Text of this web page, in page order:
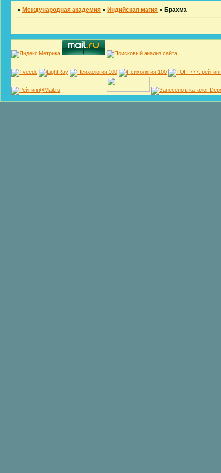
»Международная академия »Индийская магия »Брахма